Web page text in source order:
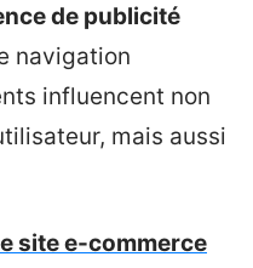
de publicité
navigation
influencent non
mais aussi
site e-commerce